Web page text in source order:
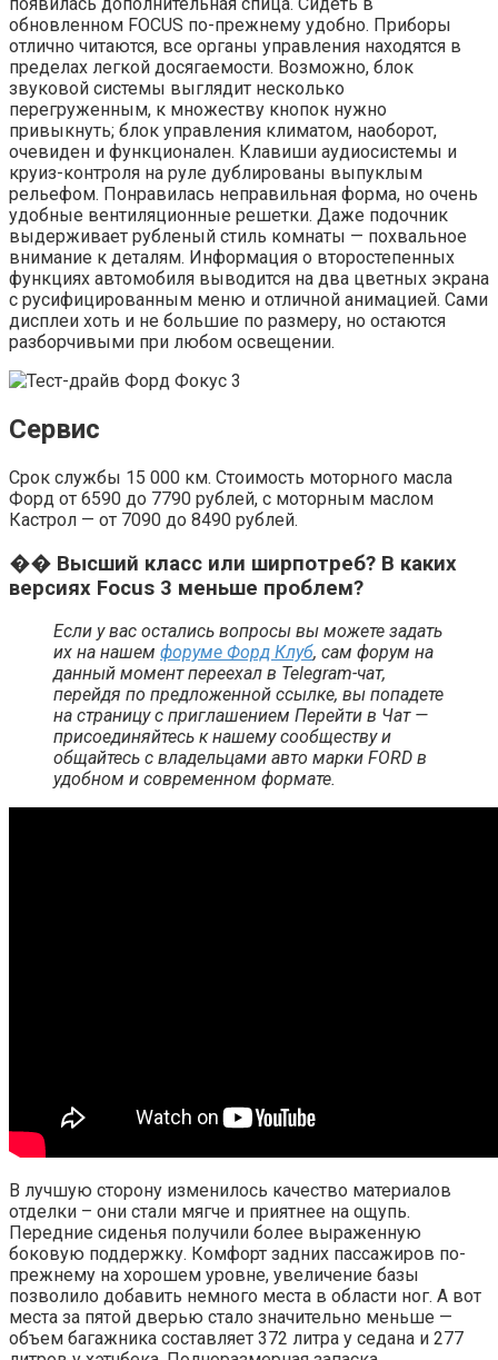
обновленном FOCUS по-прежнему удобно. Приборы
отлично читаются, все органы управления находятся в
пределах легкой досягаемости. Возможно, блок
звуковой системы выглядит несколько
перегруженным, к множеству кнопок нужно
привыкнуть; блок управления климатом, наоборот,
очевиден и функционален. Клавиши аудиосистемы и
круиз-контроля на руле дублированы выпуклым
рельефом. Понравилась неправильная форма, но очень
удобные вентиляционные решетки. Даже подочник
выдерживает рубленый стиль комнаты — похвальное
внимание к деталям. Информация о второстепенных
функциях автомобиля выводится на два цветных экрана
с русифицированным меню и отличной анимацией. Сами
дисплеи хоть и не большие по размеру, но остаются
разборчивыми при любом освещении.
Сервис
Срок службы 15 000 км. Стоимость моторного масла
Форд от 6590 до 7790 рублей, с моторным маслом
Кастрол — от 7090 до 8490 рублей.
�� Высший класс или ширпотреб? В каких
версиях Focus 3 меньше проблем?
Если у вас остались вопросы вы можете задать
их на нашем форуме Форд Клуб, сам форум на
данный момент переехал в Telegram-чат,
перейдя по предложенной ссылке, вы попадете
на страницу с приглашением Перейти в Чат —
присоединяйтесь к нашему сообществу и
общайтесь с владельцами авто марки FORD в
удобном и современном формате.
В лучшую сторону изменилось качество материалов
отделки – они стали мягче и приятнее на ощупь.
Передние сиденья получили более выраженную
боковую поддержку. Комфорт задних пассажиров по-
прежнему на хорошем уровне, увеличение базы
позволило добавить немного места в области ног. А вот
места за пятой дверью стало значительно меньше —
объем багажника составляет 372 литра у седана и 277